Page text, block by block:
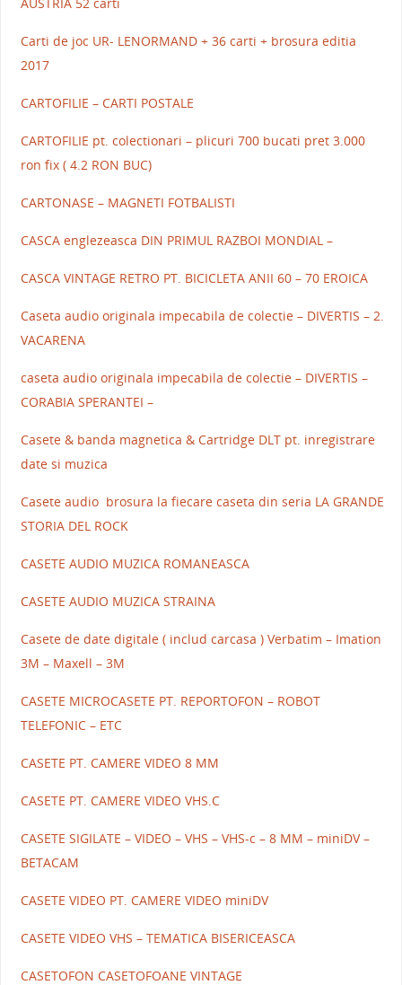
Carti de joc UR- LENORMAND + 36 carti + brosura editia
2017
CARTOFILIE – CARTI POSTALE
CARTOFILIE pt. colectionari – plicuri 700 bucati pret 3.000
ron fix ( 4.2 RON BUC)
CARTONASE – MAGNETI FOTBALISTI
CASCA englezeasca DIN PRIMUL RAZBOI MONDIAL –
CASCA VINTAGE RETRO PT. BICICLETA ANII 60 – 70 EROICA
Caseta audio originala impecabila de colectie – DIVERTIS – 2.
VACARENA
caseta audio originala impecabila de colectie – DIVERTIS –
CORABIA SPERANTEI –
Casete & banda magnetica & Cartridge DLT pt. inregistrare
date si muzica
Casete audio brosura la fiecare caseta din seria LA GRANDE
STORIA DEL ROCK
CASETE AUDIO MUZICA ROMANEASCA
CASETE AUDIO MUZICA STRAINA
Casete de date digitale ( includ carcasa ) Verbatim – Imation
3M – Maxell – 3M
CASETE MICROCASETE PT. REPORTOFON – ROBOT
TELEFONIC – ETC
CASETE PT. CAMERE VIDEO 8 MM
CASETE PT. CAMERE VIDEO VHS.C
CASETE SIGILATE – VIDEO – VHS – VHS-c – 8 MM – miniDV –
BETACAM
CASETE VIDEO PT. CAMERE VIDEO miniDV
CASETE VIDEO VHS – TEMATICA BISERICEASCA
CASETOFON CASETOFOANE VINTAGE